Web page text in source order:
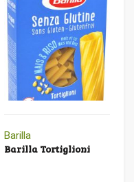
Barilla
Barilla Tortiglioni